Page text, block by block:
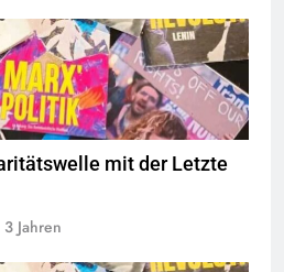
© linkswende.org,CC-BY-SA-1.0
mit der Letzte
3 Jahren